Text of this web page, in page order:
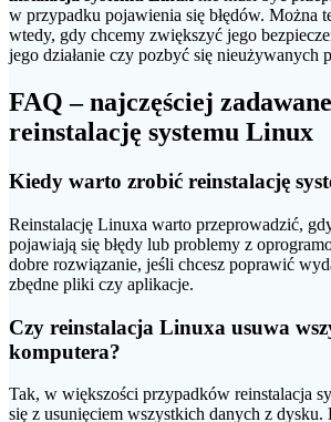
w przypadku pojawienia się błędów. Można
wtedy, gdy chcemy zwiększyć jego
jego działanie czy pozbyć się nieużywanych
FAQ – najczęściej
reinstalację systemu Linux
Kiedy warto zrobić reinstalację
Reinstalację Linuxa warto przeprowadzić,
pojawiają się błędy lub problemy z
dobre rozwiązanie, jeśli chcesz poprawić
zbędne pliki czy aplikacje.
Czy reinstalacja Linuxa usuwa
komputera?
Tak, w większości przypadków reinstalacja
się z usunięciem wszystkich danych z dysku.